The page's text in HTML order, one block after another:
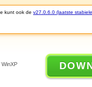
kunt ook de v27.0.6.0 (laatste
WinXP